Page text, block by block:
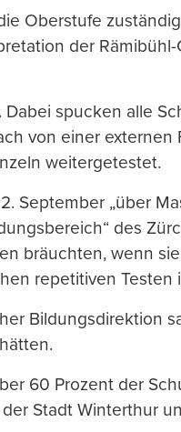
Oberstufe
der
spucken alle
von einer
weitergetestet.
September „über
des
bräuchten, wenn
repetitiven
Bildungsdirektion
60 Prozent der
Stadt Winterthur